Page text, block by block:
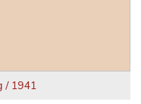
/ 1941